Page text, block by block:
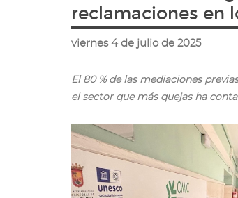
a
la
página
inicio
reclamaciones en
viernes 4 de julio de 2025
El 80 % de las mediaciones
el sector que más quejas ha